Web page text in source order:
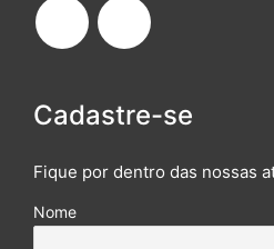
Cadastre-se
Fique por dentro das nossas
Nome